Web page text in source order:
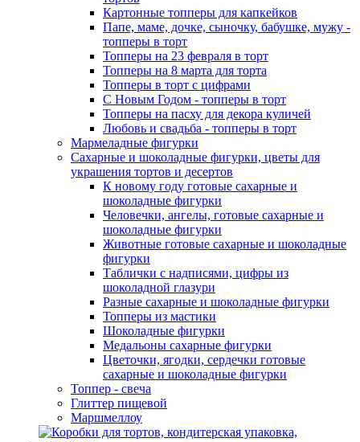
Картонные топперы для капкейков
Папе, маме, дочке, сыночку, бабушке, мужу -
топперы в торт
Топперы на 23 февраля в торт
Топперы на 8 марта для торта
Топперы в торт с цифрами
С Новым Годом - топперы в торт
Топперы на пасху для декора куличей
Любовь и свадьба - топперы в торт
Мармеладные фигурки
Сахарные и шоколадные фигурки, цветы для
украшения тортов и десертов
К новому году готовые сахарные и
шоколадные фигурки
Человечки, ангелы, готовые сахарные и
шоколадные фигурки
Животные готовые сахарные и шоколадные
фигурки
Таблички с надписями, цифры из
шоколадной глазури
Разные сахарные и шоколадные фигурки
Топперы из мастики
Шоколадные фигурки
Медальоны сахарные фигурки
Цветочки, ягодки, сердечки готовые
сахарные и шоколадные фигурки
Топпер - свеча
Глиттер пищевой
Маршмеллоу